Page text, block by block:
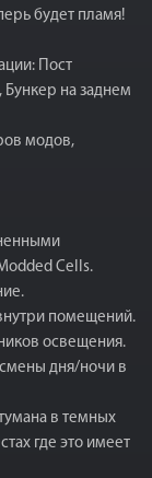
будет пламя!
Пост
на заднем
модов,
Cells.
помещений.
освещения.
дня/ночи в
в темных
где это имеет